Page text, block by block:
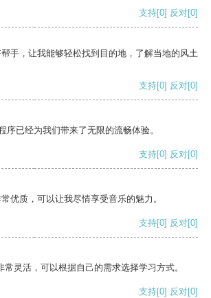
支持[0] 反对[0]
手，让我能够轻松找到目的地，了解当地的风土
支持[0] 反对[0]
序已经为我们带来了无限的流畅体验。
支持[0] 反对[0]
优质，可以让我尽情享受音乐的魅力。
支持[0] 反对[0]
灵活，可以根据自己的需求选择学习方式。
支持[0] 反对[0]